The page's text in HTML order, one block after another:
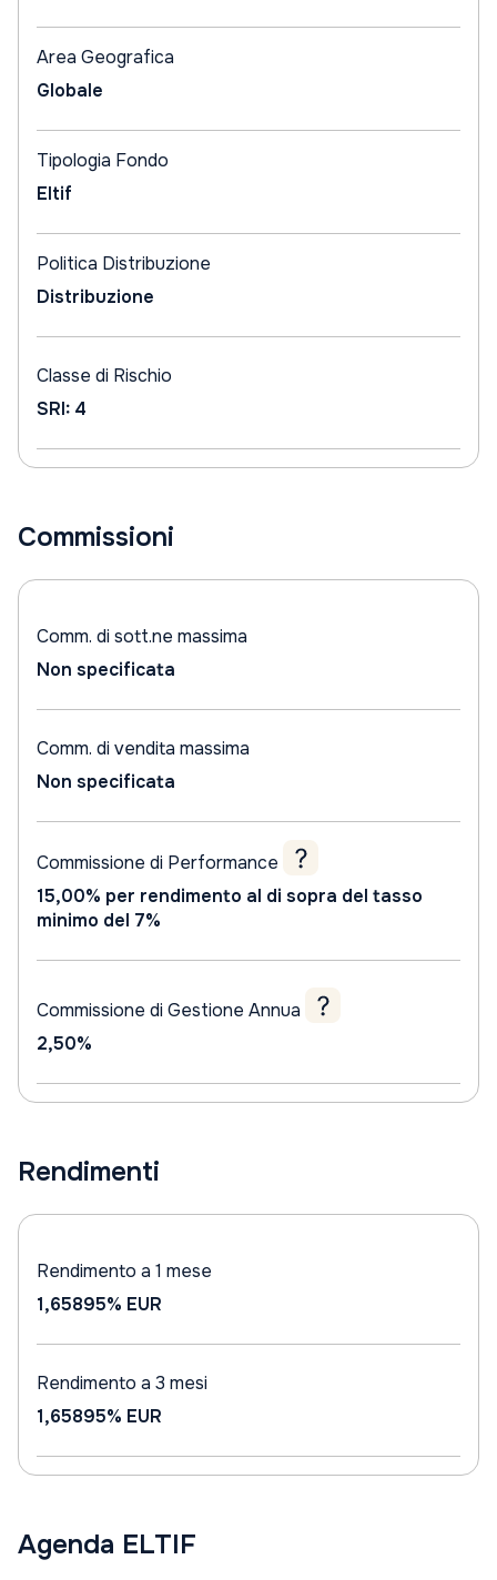
Area Geografica
Globale
Tipologia Fondo
Eltif
Politica Distribuzione
Distribuzione
Classe di Rischio
SRI: 4
Commissioni
Comm. di sott.ne massima
Non specificata
Comm. di vendita massima
Non specificata
Commissione di Performance
15,00% per rendimento al di sopra del tasso
minimo del 7%
Commissione di Gestione Annua
2,50%
Rendimenti
Rendimento a 1 mese
1,65895% EUR
Rendimento a 3 mesi
1,65895% EUR
Agenda ELTIF